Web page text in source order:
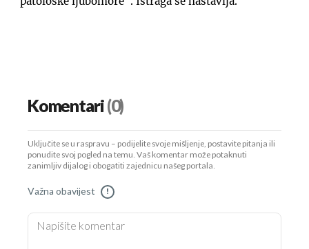
Komentari(0)
Uključite se u raspravu – podijelite svoje mišljenje, postavite pitanja ili
ponudite svoj pogled na temu. Vaš komentar može potaknuti
zanimljiv dijalog i obogatiti zajednicu našeg portala.
Važna obavijest !